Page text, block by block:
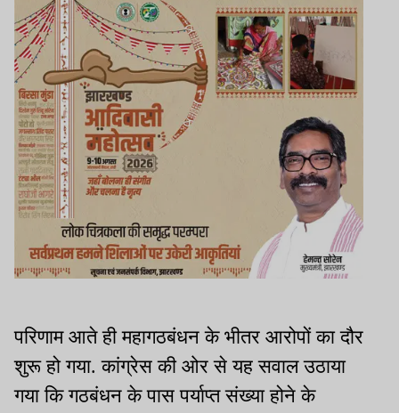
परिणाम आते ही महागठबंधन के भीतर आरोपों का दौर
शुरू हो गया. कांग्रेस की ओर से यह सवाल उठाया
गया कि गठबंधन के पास पर्याप्त संख्या होने के